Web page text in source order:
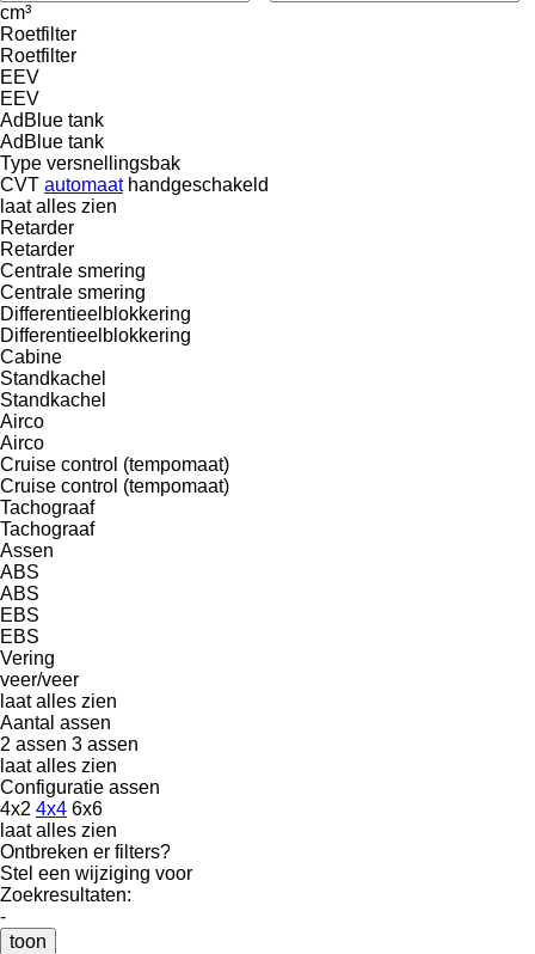
cm³
Roetfilter
Roetfilter
EEV
EEV
AdBlue tank
AdBlue tank
Type versnellingsbak
CVT automaat handgeschakeld
laat alles zien
Retarder
Retarder
Centrale smering
Centrale smering
Differentieelblokkering
Differentieelblokkering
Cabine
Standkachel
Standkachel
Airco
Airco
Cruise control (tempomaat)
Cruise control (tempomaat)
Tachograaf
Tachograaf
Assen
ABS
ABS
EBS
EBS
Vering
veer/veer
laat alles zien
Aantal assen
2 assen 3 assen
laat alles zien
Configuratie assen
4x2 4x4 6x6
laat alles zien
Ontbreken er filters?
Stel een wijziging voor
Zoekresultaten:
-
toon